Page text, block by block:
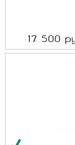
17 500